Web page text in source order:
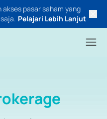
pasar saham yang
Pelajari Lebih Lanjut